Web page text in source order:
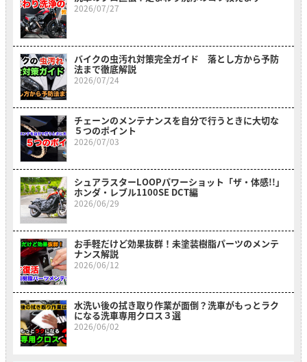
2026/07/27
バイクの虫汚れ対策完全ガイド 落とし方から予防
法まで徹底解説
2026/07/24
チェーンのメンテナンスを自分で行うときに大切な
５つのポイント
2026/07/03
シュアラスターLOOPパワーショット「ザ・体感!!」
ホンダ・レブル1100SE DCT編
2026/06/29
お手軽だけど効果抜群！未塗装樹脂パーツのメンテ
ナンス解説
2026/06/12
水洗い後の拭き取り作業が面倒？洗車がもっとラク
になる洗車専用クロス３選
2026/06/02